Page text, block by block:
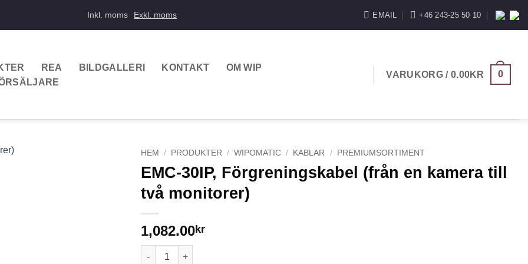
Inkl. moms Exkl. moms EMAIL +46 243-25 50 10
REA BILDGALLERI KONTAKT
OM WIP
VARUKORG / 0.00KR 0
HEM / PRODUKTER / WIPOMATIC / KABLAR / PREMIUMSORTIMENT
EMC-30IP, Förgreningskabel (från en kamera till
två monitorer)
1,082.00kr
EMC-30IP, Förgreningskabel (från en kamera till två monitorer) mängd